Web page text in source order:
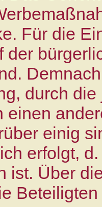
Für die
der
durch
einen
einig
erfolgt,
ist. Über